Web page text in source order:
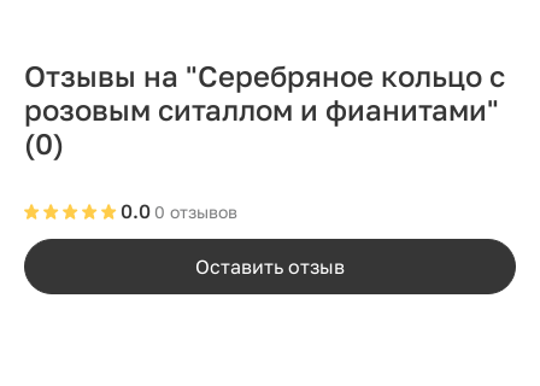
Отзывы на "Серебряное кольцо с
розовым ситаллом и фианитами"
(0)
0 отзывов
0.0
Оставить отзыв